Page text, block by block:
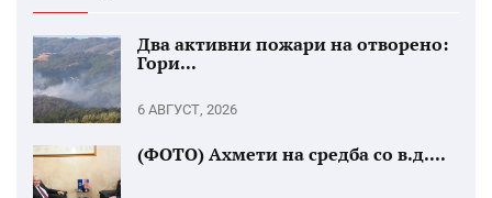
Два активни пожари на отворено:
Гори...
6 АВГУСТ, 2026
(ФОТО) Ахмети на средба со в.д....